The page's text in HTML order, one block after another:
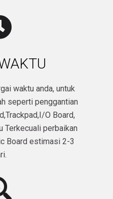
waktu anda, untuk
seperti penggantian
O Board,
Terkecuali perbaikan
Board estimasi 2-3